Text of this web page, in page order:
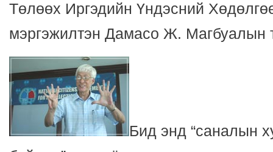
Төлөөх Иргэдийн Үндэсний
мэргэжилтэн Дамасо Ж. Магбуалын
Бид энд “саналын